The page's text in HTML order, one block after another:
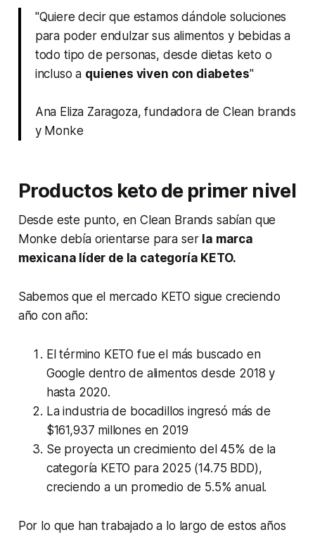
"Quiere decir que estamos dándole soluciones
para poder endulzar sus alimentos y bebidas a
todo tipo de personas, desde dietas keto o
incluso a quienes viven con diabetes"
Ana Eliza Zaragoza, fundadora de Clean brands
y Monke
Productos keto de primer nivel
Desde este punto, en Clean Brands sabían que
Monke debía orientarse para ser la marca
mexicana líder de la categoría KETO.
Sabemos que el mercado KETO sigue creciendo
año con año:
El término KETO fue el más buscado en
Google dentro de alimentos desde 2018 y
hasta 2020.
La industria de bocadillos ingresó más de
$161,937 millones en 2019
Se proyecta un crecimiento del 45% de la
categoría KETO para 2025 (14.75 BDD),
creciendo a un promedio de 5.5% anual.
Por lo que han trabajado a lo largo de estos años